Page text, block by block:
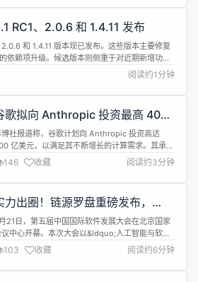
然后通过 Skill 的方式封装这些能力，以解决不
目录，整合原 dashboard 与 widg...
RC1、2.0.6 和 1.4.11 发布
和 1.4.11 版本现已发布。这些版本主要修复
依赖项升级。候选版本则侧重于对近期新增功能
平台升级，为 2.1 正式版的发布铺平道路。2.1
包括： @ModuleSlicing现在更倾向于在显式声
阅读约1分钟
歌拟向 Anthropic 投资最高 400
美元
博社报道称，谷歌计划向 Anthropic 投资高达
亿美元，以满足其不断增长的计算需求。其承诺
首先投资 100 亿美元；若 Anthropic 达到特定业
目标，谷歌还将追加 300 亿美元投资。 根据介
，Anthropic 本月向部分合作伙伴发布了其最新模
，具有重要的网络安全应用价值。由于...
146 收藏 阅读约3分钟
力出圈！链源罗盘重磅发布，
加冕明星开源社区
21日，第五届中国国际软件发展大会在北京国家
中心开幕。本次大会以&ldquo;人工智能与软件
革&mdash;&mdash;AI融合与数智出海新机遇
为主题，汇聚了全球软件产业的顶尖智慧与
力量。作为中国开源生态的重要力量，
103 收藏 阅读约6分钟